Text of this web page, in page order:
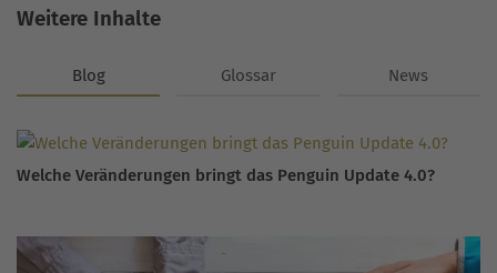
Weitere Inhalte
Blog Glossar News
Welche Veränderungen bringt das Penguin Update 4.0?